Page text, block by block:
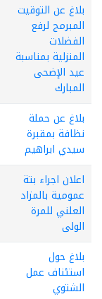
بلاغ عن التوقيت
المبرمج لرفع
الفضلات
المنزلية بمناسبة
عيد الإضحى
المبارك
بلاغ عن حملة
نظافة بمقبرة
سيدي ابراهيم
اعلان اجراء بتة
عمومية بالمزاد
العلني للمرة
الولى
بلاغ حول
استئناف عمل
الشتوي